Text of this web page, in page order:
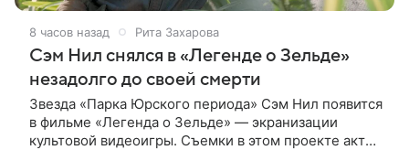
8 часов назад Рита Захарова
Сэм Нил снялся в «Легенде о Зельде»
незадолго до своей смерти
Звезда «Парка Юрского периода» Сэм Нил появится
в фильме «Легенда о Зельде» — экранизации
культовой видеоигры. Съемки в этом проекте актер